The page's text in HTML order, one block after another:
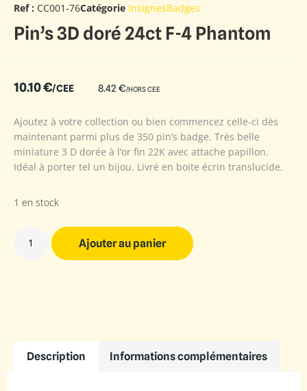
Ref : CC001-76Catégorie InsignesBadges
Pin’s 3D doré 24ct F-4 Phantom
10.10€/CEE 8.42 €/HORS CEE
Ajoutez à votre collection ou bien commencez celle-ci dès
maintenant parmi plus de 350 pin’s badge. Très belle
miniature 3 D dorée à l’or fin 22K avec attache papillon.
Idéal à porter tel un bijou. Livré en boite écrin translucide.
1 en stock
Ajouter au panier
Description Informations complémentaires